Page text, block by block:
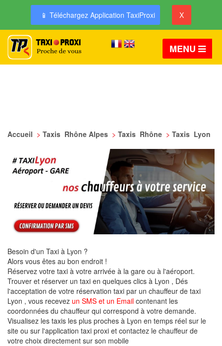
📱 Téléchargez Application TaxiProxi X
MENU
Accueil > Taxis Rhône Alpes > Taxis Rhône > Taxis Lyon
Besoin d'un Taxi à Lyon ?
Alors vous êtes au bon endroit !
Réservez votre taxi à votre arrivée à la gare ou à l'aéroport.
Trouver et réserver un taxi en quelques clics à Lyon , Dés
l'acceptation de votre réservation taxi par un chauffeur de taxi
Lyon , vous recevez un SMS et un Email contenant les
coordonnées du chauffeur qui correspond à votre demande.
Visualisez les taxis les plus proches à Lyon en temps réel sur le
site ou sur l'application taxi proxi et contactez le chauffeur de
votre choix directement sur son mobile